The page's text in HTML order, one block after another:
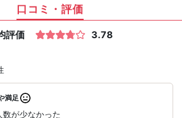
口コミ・評価
評価 3.78
満足
数が少なかった